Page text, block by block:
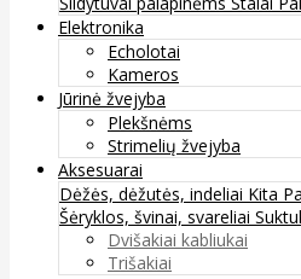
Elektronika
Echolotai
Kameros
Jūrinė žvejyba
Plekšnėms
Strimelių žvejyba
Aksesuarai
Dėžės, dėžutės, indeliai Kita
Šėryklos, švinai, svareliai
Dvišakiai kabliukai
Trišakiai